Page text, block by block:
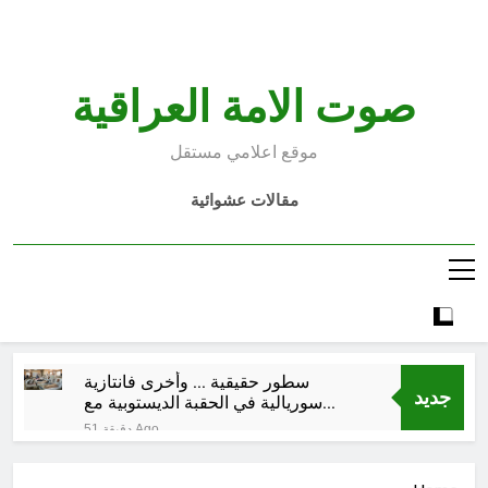
صوت الامة العراقية
موقع اعلامي مستقل
مقالات عشوائية
جديد
سطور حقيقية … وأخرى فانتازية
سوريالية في الحقبة الديستوبية مع
51 دقيقة Ago